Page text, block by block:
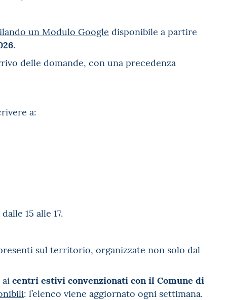
un Modulo Google disponibile a partire
.
delle domande, con una precedenza
a:
15 alle 17.
sul territorio, organizzate non solo dal
centri estivi convenzionati con il Comune di
: l’elenco viene aggiornato ogni settimana.